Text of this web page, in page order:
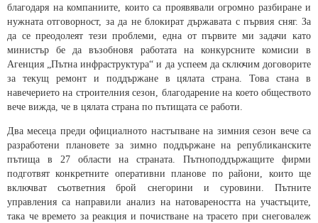
благодаря на компаниите, които са проявявали огромно разбиране и
нужната отговорност, за да не блокират държавата с първия сняг. За
да се преодолеят тези проблеми, една от първите ми задачи като
министър бе да възобновя работата на конкурсните комисии в
Агенция „Пътна инфраструктура“ и да успеем да сключим договорите
за текущ ремонт и поддържане в цялата страна. Това стана в
навечерието на строителния сезон, благодарение на което обществото
вече вижда, че в цялата страна по пътищата се работи.
Два месеца преди официалното настъпване на зимния сезон вече са
разработени плановете за зимно поддържане на републиканските
пътища в 27 области на страната. Пътноподдържащите фирми
подготвят конкретните оперативни планове по райони, които ще
включват съответния брой снегорини и суровини. Пътните
управления са направили анализ на натовареността на участъците,
така че времето за реакция и почистване на трасето при снеговалеж